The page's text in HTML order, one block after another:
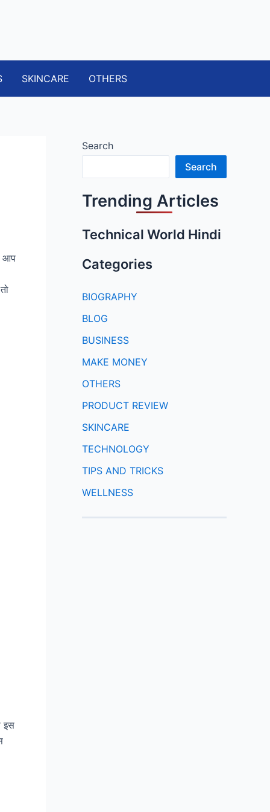
SKINCARE OTHERS
आप
इस
Search
Search
Trending Articles
Technical World Hindi
Categories
BIOGRAPHY
BLOG
BUSINESS
MAKE MONEY
OTHERS
PRODUCT REVIEW
SKINCARE
TECHNOLOGY
TIPS AND TRICKS
WELLNESS